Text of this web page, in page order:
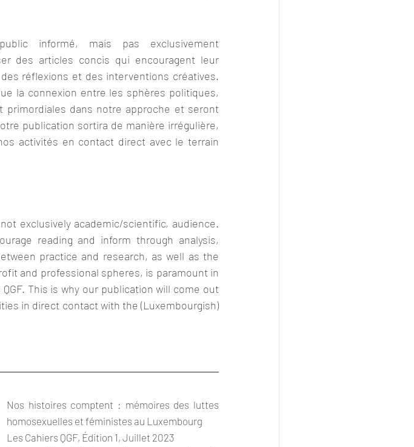
informé, mais pas exclusivement
des articles concis qui encouragent leur
réflexions et des interventions créatives.
la connexion entre les sphères politiques,
dans notre approche et seront
publication sortira de manière irrégulière,
activités en contact direct avec le terrain
exclusively academic/scientific, audience.
reading and inform through analysis,
practice and research, as well as the
and professional spheres, is paramount in
This is why our publication will come out
in direct contact with the (Luxembourgish)
Nos histoires comptent : mémoires des luttes
homosexuelles et féministes au Luxembourg
Les Cahiers QGF, Édition 1, Juillet 2023